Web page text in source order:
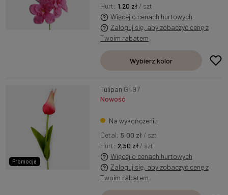
Hurt: 1,20 zł / szt
Więcej o cenach hurtowych
Zaloguj się, aby zobaczyć cenę z
Twoim rabatem
Wybierz kolor
Promocja
Tulipan G497
Nowość
Na wykończeniu
Detal: 5,00 zł / szt
Hurt:2,50 zł / szt
Więcej o cenach hurtowych
Zaloguj się, aby zobaczyć cenę z
Twoim rabatem